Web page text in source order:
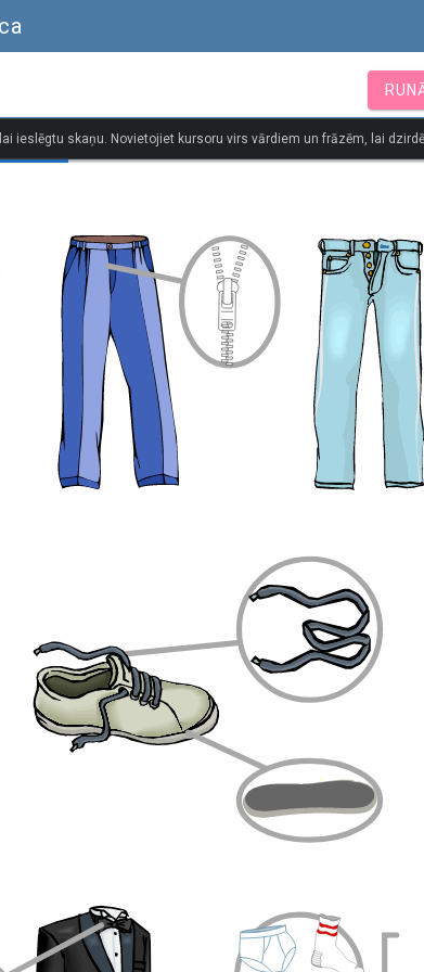
ieslēgtu skaņu. Novietojiet kursoru virs vārdiem un frāzēm, lai